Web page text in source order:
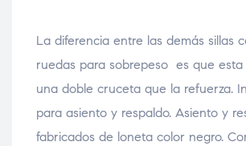
La diferencia entre las demás sillas
ruedas para sobrepeso es que
una doble cruceta que la refuerza.
para asiento y respaldo. Asiento y
fabricados de loneta color negro.